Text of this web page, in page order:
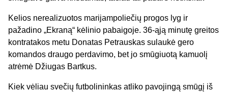
Kelios nerealizuotos marijampoliečių progos lyg ir
pažadino „Ekraną“ kėlinio pabaigoje. 36-ąją minutę greitos
kontratakos metu Donatas Petrauskas sulaukė gero
komandos draugo perdavimo, bet jo smūgiuotą kamuolį
atrėmė Džiugas Bartkus.
Kiek vėliau svečių futbolininkas atliko pavojingą smūgį iš